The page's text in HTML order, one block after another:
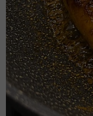
4.Taburkan